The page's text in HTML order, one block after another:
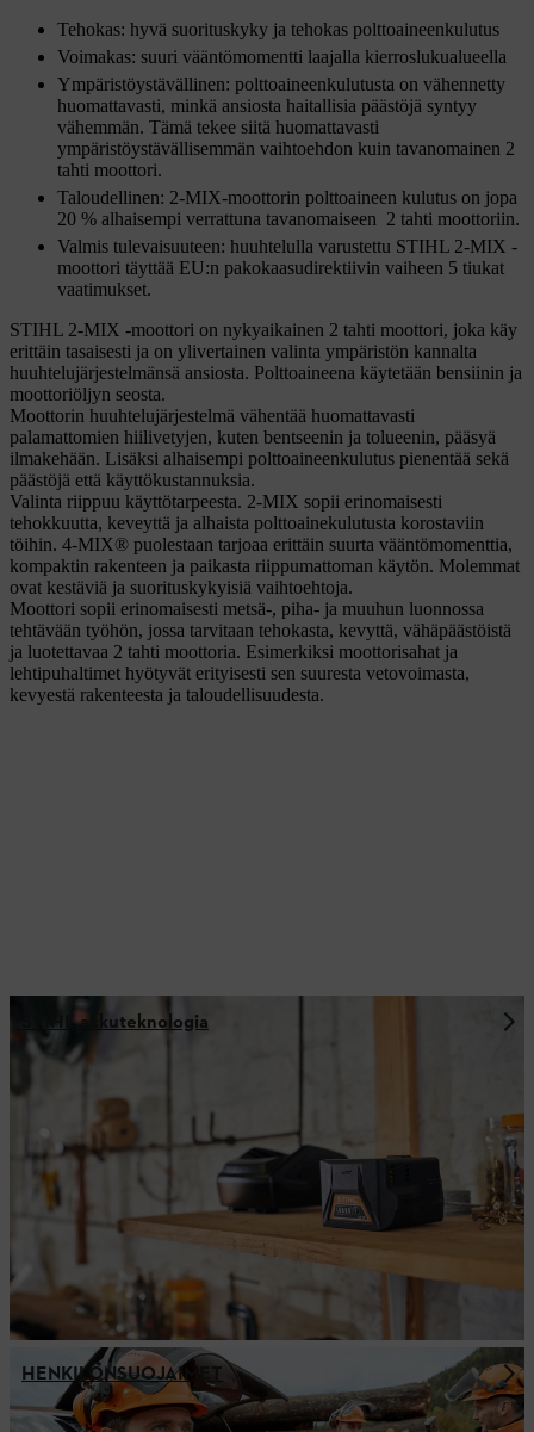
Tehokas: hyvä suorituskyky ja tehokas polttoaineenkulutus
Voimakas: suuri vääntömomentti laajalla kierroslukualueella
Ympäristöystävällinen: polttoaineenkulutusta on vähennetty
huomattavasti, minkä ansiosta haitallisia päästöjä syntyy
vähemmän. Tämä tekee siitä huomattavasti
ympäristöystävällisemmän vaihtoehdon kuin tavanomainen 2
tahti moottori.
Taloudellinen: 2-MIX-moottorin polttoaineen kulutus on jopa
20 % alhaisempi verrattuna tavanomaiseen 2 tahti moottoriin.
Valmis tulevaisuuteen: huuhtelulla varustettu STIHL 2-MIX -
moottori täyttää EU:n pakokaasudirektiivin vaiheen 5 tiukat
vaatimukset.
STIHL 2-MIX -moottori on nykyaikainen 2 tahti moottori, joka käy
erittäin tasaisesti ja on ylivertainen valinta ympäristön kannalta
huuhtelujärjestelmänsä ansiosta. Polttoaineena käytetään bensiinin ja
moottoriöljyn seosta.
Moottorin huuhtelujärjestelmä vähentää huomattavasti
palamattomien hiilivetyjen, kuten bentseenin ja tolueenin, pääsyä
ilmakehään. Lisäksi alhaisempi polttoaineenkulutus pienentää sekä
päästöjä että käyttökustannuksia.
Valinta riippuu käyttötarpeesta. 2-MIX sopii erinomaisesti
tehokkuutta, keveyttä ja alhaista polttoainekulutusta korostaviin
töihin. 4-MIX® puolestaan tarjoaa erittäin suurta vääntömomenttia,
kompaktin rakenteen ja paikasta riippumattoman käytön. Molemmat
ovat kestäviä ja suorituskykyisiä vaihtoehtoja.
Moottori sopii erinomaisesti metsä-, piha- ja muuhun luonnossa
tehtävään työhön, jossa tarvitaan tehokasta, kevyttä, vähäpäästöistä
ja luotettavaa 2 tahti moottoria. Esimerkiksi moottorisahat ja
lehtipuhaltimet hyötyvät erityisesti sen suuresta vetovoimasta,
kevyestä rakenteesta ja taloudellisuudesta.
STIHL akkuteknologia
HENKILÖNSUOJAIMET